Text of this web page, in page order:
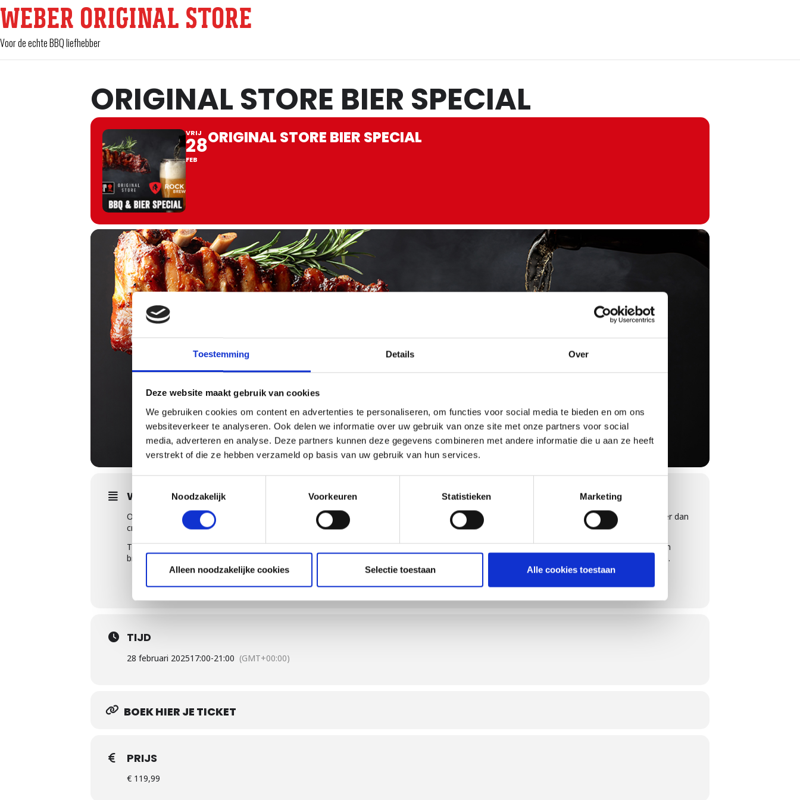
Toestemming Details Over
Deze website maakt gebruik van cookies
We gebruiken cookies om content en advertenties te personaliseren, om functies voor social media te bieden en om ons
websiteverkeer te analyseren. Ook delen we informatie over uw gebruik van onze site met onze partners voor social
media, adverteren en analyse. Deze partners kunnen deze gegevens combineren met andere informatie die u aan ze heeft
verstrekt of die ze hebben verzameld op basis van uw gebruik van hun services.
Noodzakelijk
Voorkeuren Statistieken Marketing
Alleen noodzakelijke cookies Selectie toestaan Alle cookies toestaan
WEBER ORIGINAL STORE
Voor de echte BBQ liefhebber
ORIGINAL STORE BIER SPECIAL
VRIJ
28
FEB
ORIGINAL STORE BIER SPECIAL
WORKSHOPS DETAILS
Onze overburen brouwen de meest fantastische bieren en daarom zijn we een samenwerking aangegaan. Want wat combineert nou mooier dan
craft bier en barbecue.
Tijdens de avond gaan we 5 gangen barbecueën (met tussengerechten). Alle gangen worden bereid met bier en uiteraard vergezeld met een
bijpassend (proefglaasje) biertje. We hebben zowel gevogelte, rundvlees, varkensvlees, seafood als lam en/of wild op het programma staan.
TIJD
28 februari 202517:00-21:00 (GMT+00:00)
BOEK HIER JE TICKET
PRIJS
€ 119,99